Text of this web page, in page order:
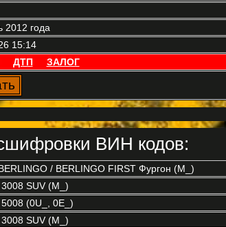
2012 года
15:14
ДТП ЗАЛОГ
ВИН кодов:
/ BERLINGO FIRST Фургон (M_)
SUV (M_)
(0U_, 0E_)
SUV (M_)